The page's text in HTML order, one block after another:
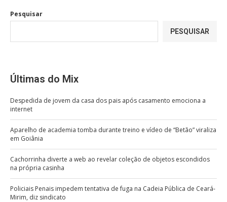
Pesquisar
PESQUISAR
Últimas do Mix
Despedida de jovem da casa dos pais após casamento emociona a
internet
Aparelho de academia tomba durante treino e vídeo de “Betão” viraliza
em Goiânia
Cachorrinha diverte a web ao revelar coleção de objetos escondidos
na própria casinha
Policiais Penais impedem tentativa de fuga na Cadeia Pública de Ceará-
Mirim, diz sindicato